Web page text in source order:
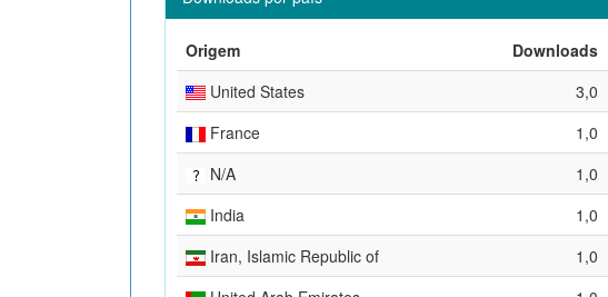
Origem Downloads
United States
3,0
France
1,0
N/A
1,0
India
1,0
Iran, Islamic Republic of
1,0